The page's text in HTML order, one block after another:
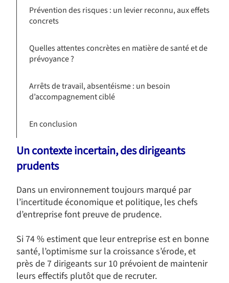
Prévention des risques : un levier reconnu, aux effets
concrets
Quelles attentes concrètes en matière de santé et de
prévoyance ?
Arrêts de travail, absentéisme : un besoin
d’accompagnement ciblé
En conclusion
Un contexte incertain, des dirigeants
prudents
Dans un environnement toujours marqué par
l’incertitude économique et politique, les chefs
d’entreprise font preuve de prudence.
Si 74 % estiment que leur entreprise est en bonne
santé, l’optimisme sur la croissance s’érode, et
près de 7 dirigeants sur 10 prévoient de maintenir
leurs effectifs plutôt que de recruter.